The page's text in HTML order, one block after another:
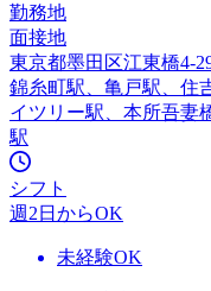
勤務地
面接地
東京都墨田区江東橋4-
錦糸町駅、亀戸駅、住
イツリー駅、本所吾妻
駅
シフト
週2日からOK
未経験OK